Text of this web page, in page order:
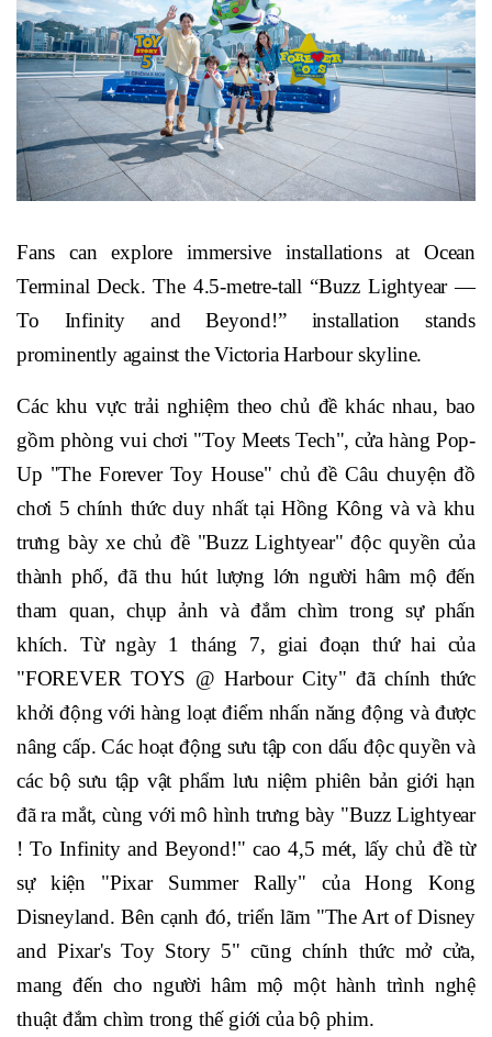
Fans can explore immersive installations at Ocean
Terminal Deck. The 4.5-metre-tall “Buzz Lightyear —
To Infinity and Beyond!” installation stands
prominently against the Victoria Harbour skyline.
Các khu vực trải nghiệm theo chủ đề khác nhau, bao
gồm phòng vui chơi "Toy Meets Tech", cửa hàng Pop-
Up "The Forever Toy House" chủ đề Câu chuyện đồ
chơi 5 chính thức duy nhất tại Hồng Kông và và khu
trưng bày xe chủ đề "Buzz Lightyear" độc quyền của
thành phố, đã thu hút lượng lớn người hâm mộ đến
tham quan, chụp ảnh và đắm chìm trong sự phấn
khích. Từ ngày 1 tháng 7, giai đoạn thứ hai của
"FOREVER TOYS @ Harbour City" đã chính thức
khởi động với hàng loạt điểm nhấn năng động và được
nâng cấp. Các hoạt động sưu tập con dấu độc quyền và
các bộ sưu tập vật phẩm lưu niệm phiên bản giới hạn
đã ra mắt, cùng với mô hình trưng bày "Buzz Lightyear
! To Infinity and Beyond!" cao 4,5 mét, lấy chủ đề từ
sự kiện "Pixar Summer Rally" của Hong Kong
Disneyland. Bên cạnh đó, triển lãm "The Art of Disney
and Pixar's Toy Story 5" cũng chính thức mở cửa,
mang đến cho người hâm mộ một hành trình nghệ
thuật đắm chìm trong thế giới của bộ phim.